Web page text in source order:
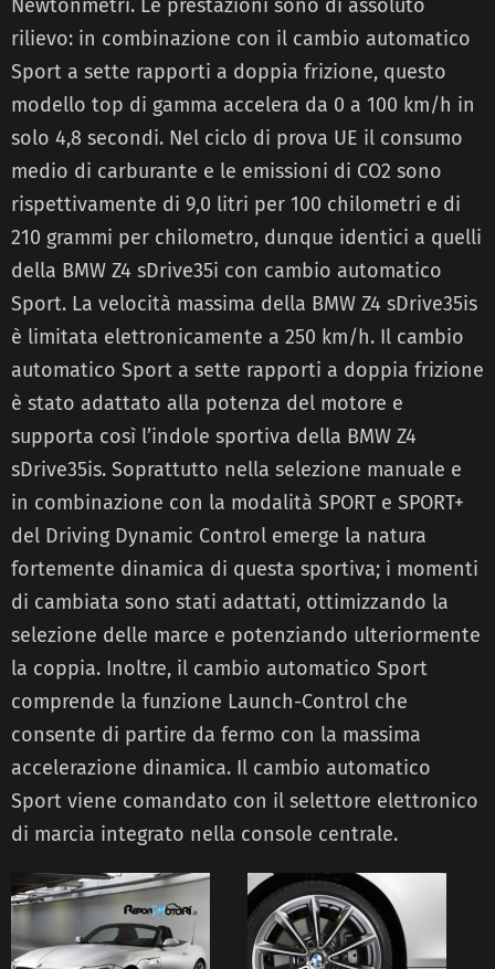
Newtonmetri. Le prestazioni sono di assoluto
rilievo: in combinazione con il cambio automatico
Sport a sette rapporti a doppia frizione, questo
modello top di gamma accelera da 0 a 100 km/h in
solo 4,8 secondi. Nel ciclo di prova UE il consumo
medio di carburante e le emissioni di CO2 sono
rispettivamente di 9,0 litri per 100 chilometri e di
210 grammi per chilometro, dunque identici a quelli
della BMW Z4 sDrive35i con cambio automatico
Sport. La velocità massima della BMW Z4 sDrive35is
è limitata elettronicamente a 250 km/h. Il cambio
automatico Sport a sette rapporti a doppia frizione
è stato adattato alla potenza del motore e
supporta così l’indole sportiva della BMW Z4
sDrive35is. Soprattutto nella selezione manuale e
in combinazione con la modalità SPORT e SPORT+
del Driving Dynamic Control emerge la natura
fortemente dinamica di questa sportiva; i momenti
di cambiata sono stati adattati, ottimizzando la
selezione delle marce e potenziando ulteriormente
la coppia. Inoltre, il cambio automatico Sport
comprende la funzione Launch-Control che
consente di partire da fermo con la massima
accelerazione dinamica. Il cambio automatico
Sport viene comandato con il selettore elettronico
di marcia integrato nella console centrale.